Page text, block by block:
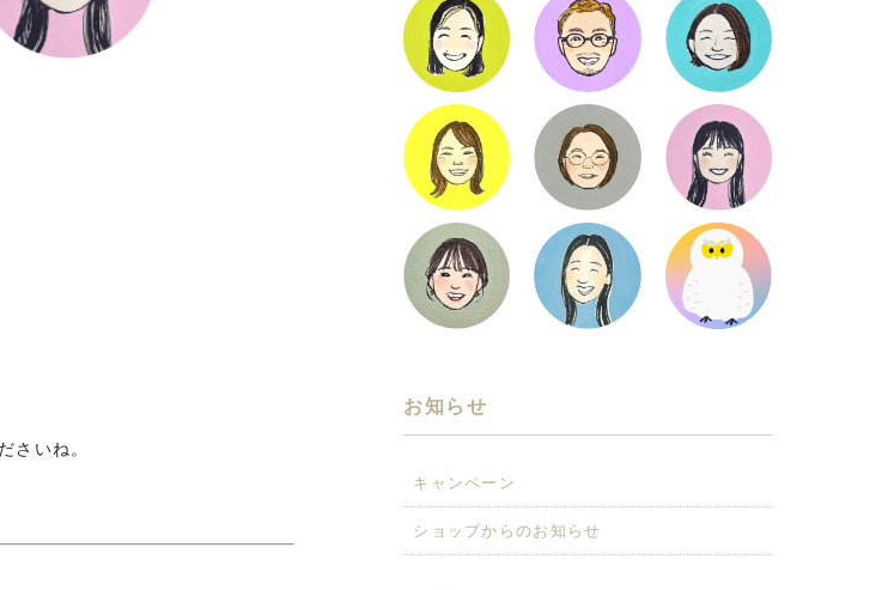
さいね。
お知らせ
キャンペーン
ショップからのお知らせ